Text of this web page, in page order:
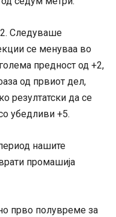
Следуваше
се менуваа во
предност од +2,
од првиот дел,
резултатски да се
убедливи +5.
нашите
промашија
прво полувреме за